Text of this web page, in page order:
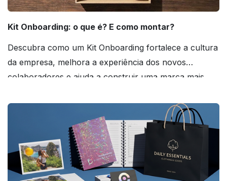
Kit Onboarding: o que é? E como montar?
Descubra como um Kit Onboarding fortalece a cultura
da empresa, melhora a experiência dos novos
colaboradores e ajuda a construir uma marca mais